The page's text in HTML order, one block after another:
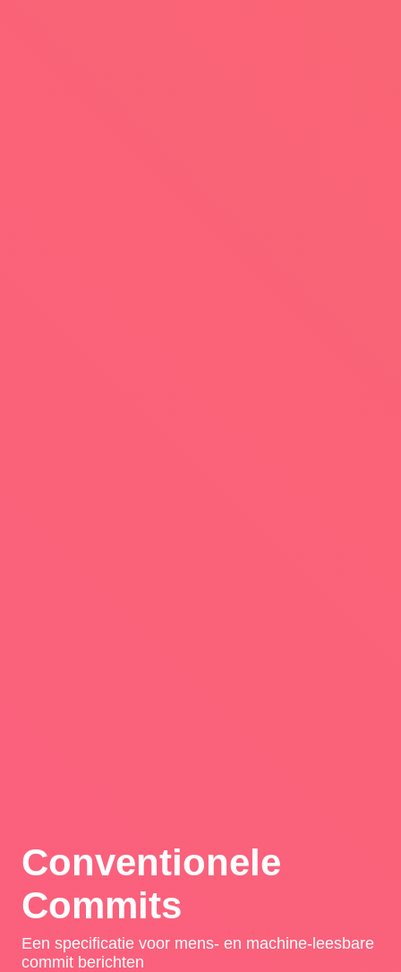
Conventionele
Commits
Een specificatie voor mens- en machine-leesbare
commit berichten